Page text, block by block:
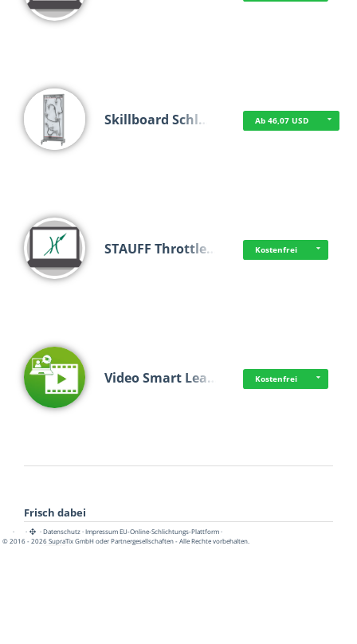
Skillboard Schl… Ab 46,07 USD
STAUFF Throttle… Kostenfrei
Video Smart Lea… Kostenfrei
Frisch dabei
· · ·Datenschutz·Impressum EU-Online-Schlichtungs-Plattform·
© 2016 - 2026 SupraTix GmbH oder Partnergesellschaften - Alle Rechte vorbehalten.